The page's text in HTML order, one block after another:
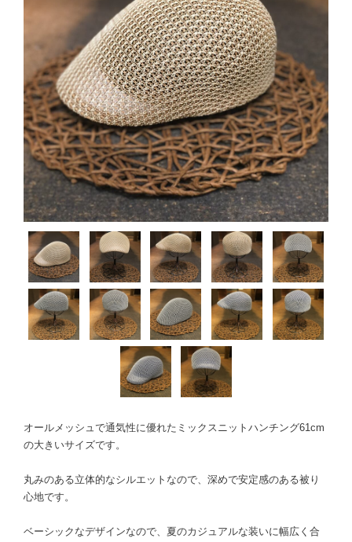
オールメッシュで通気性に優れたミックスニットハンチング61cm
の大きいサイズです。
丸みのある立体的なシルエットなので、深めで安定感のある被り
心地です。
ベーシックなデザインなので、夏のカジュアルな装いに幅広く合